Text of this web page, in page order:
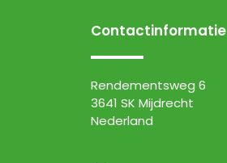
Contactinformatie
Rendementsweg 6
3641 SK Mijdrecht
Nederland